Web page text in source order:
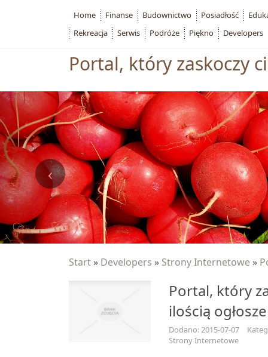
Portal, który zaskoczy
Start » Developers » Strony Internetowe »
Portal, który
ilością
Dodano: 2015-07-07
Strony Internetowe
Home Finanse Budownictwo Posiadłość
Rekreacja
Serwis Podróże Piękno Developers